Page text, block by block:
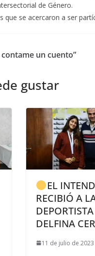
de Género.
que se acercaron a ser
un cuento”
gustar
EL
RECIBIÓ A
DEPORTISTA
DELFINA
11 de julio de 2023